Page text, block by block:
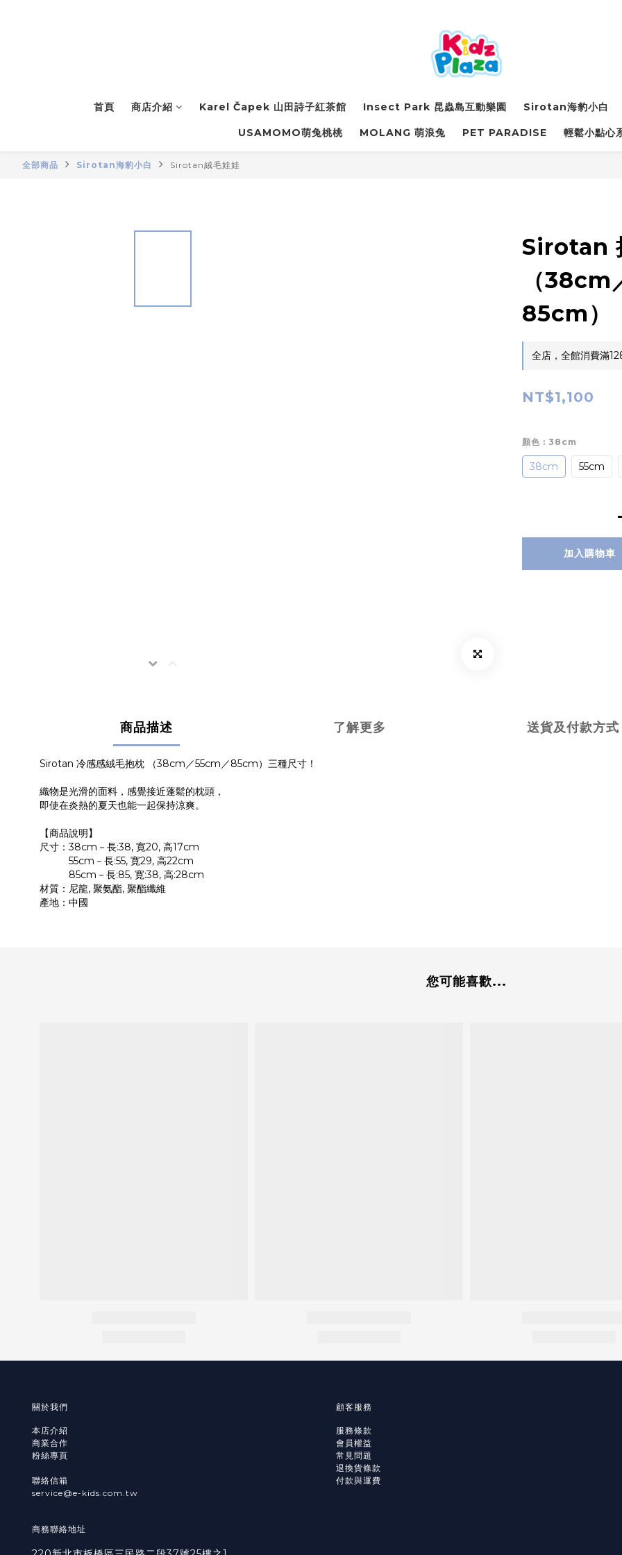
首頁 商店介紹 Karel Čapek 山田詩子紅茶館 Insect Park 昆蟲島互動樂園 Sirotan海豹小白
USAMOMO萌兔桃桃 MOLANG 萌浪兔 PET PARADISE 輕鬆小點心
全部商品 Sirotan海豹小白 Sirotan絨毛娃娃
Sirotan
（
85cm）
全店，全館消費滿
NT$1,100
顏色 : 38cm
38cm 55cm
加入購物車
商品描述 了解更多 送貨及付款方式
Sirotan 冷感感絨毛抱枕 （38cm／55cm／85cm）三種尺寸！
織物是光滑的面料，感覺接近蓬鬆的枕頭，
即使在炎熱的夏天也能一起保持涼爽。
【商品說明】
尺寸：38cm－長:38, 寛20, 高17cm
55cm－長:55, 寛29, 高22cm
85cm－長:85, 寛:38, 高:28cm
材質：尼龍, 聚氨酯, 聚酯纖維
產地：中國
您可能喜歡...
關於我們
本店介紹
商業合作
粉絲專頁
聯絡信箱
service@e-kids.com.tw
商務聯絡地址
顧客服務
服務條款
會員權益
常見問題
退換貨條款
付款與運費